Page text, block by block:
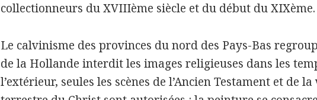
collectionneurs du XVIIIème siècle et du début du XIXème.
Le calvinisme des provinces du nord des Pays-Bas
de la Hollande interdit les images religieuses dans les
l’extérieur, seules les scènes de l’Ancien Testament et de la